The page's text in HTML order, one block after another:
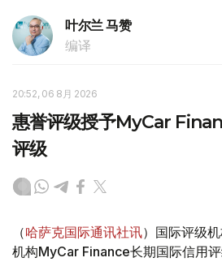
叶尔兰 马赞
编译
20:52, 06 8月 2026
惠誉评级授予MyCar
评级
（哈萨克国际通讯社讯）国际评级
机构MyCar Finance长期国际信用